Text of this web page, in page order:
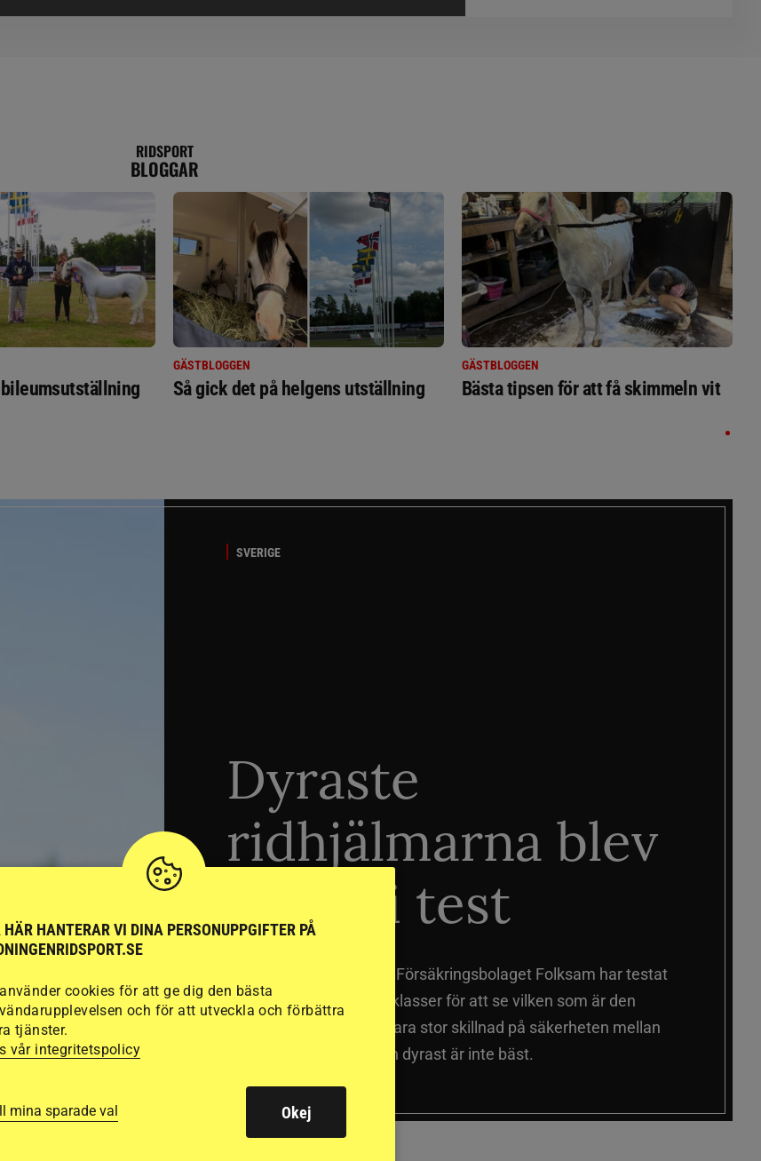
RIDSPORT
BLOGGAR
GÄSTBLOGGEN
Så gick det på helgens utställning
GÄSTBLOGGEN
Bästa tipsen för att få skimmeln vit
SVERIGE
Dyraste
ridhjälmarna blev
sämst i test
Försäkringsbolaget Folksam har testat
15 ridhjälmar i olika prisklasser för att se vilken som är den
säkraste. Det visar sig vara stor skillnad på säkerheten mellan
de olika hjälmarna – och dyrast är inte bäst.
HÄR HANTERAR VI DINA PERSONUPPGIFTER PÅ
cookies för att ge dig den bästa
och för att utveckla och förbättra
tjänster.
vår integritetspolicy
mina sparade val Okej